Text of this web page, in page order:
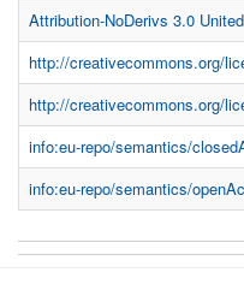
Attribution-NoDerivs 3.0
http://creativecommons.org/
http://creativecommons.org/
info:eu-repo/semantics/
info:eu-repo/semantics/